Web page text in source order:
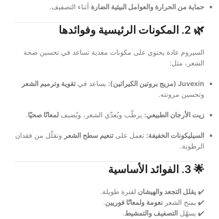
حماية من الحرارة والعوامل البيئية الضارة أثناء التصفيف.
🌿 2. المكونات الرئيسية وفوائدها
السيروم عادة يحتوي على مكونات مغذية تساعد في تحسين صحة
الشعر، مثل:
Juvexin (مزيج بروتين الكيراتين): يساعد في تقوية وترميم الشعر
وتحسين مرونته.
زيت الأرجان الطبيعي: يرطّب ويُغذّي الشعر، ويُضيف لمعانًا صحيًا.
السيليكونات الخفيفة: تعمل على تنعيم سطح الشعر وتقلّل من فقدان
الرطوبة.
🌟 3. الفوائد الأساسية
✔️ يقلل التجعد والهيشان لفترة طويلة.
✔️ يمنح الشعر نعومة ولمعانًا فوريين.
✔️ يسهّل التصفيف والتمشيط.